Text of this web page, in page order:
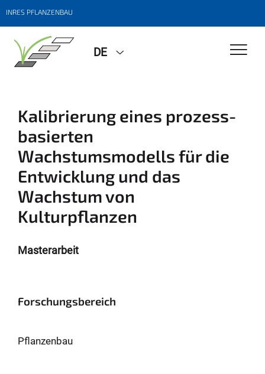
INRES PFLANZENBAU
DE
Kalibrierung eines prozess-
basierten
Wachstumsmodells für die
Entwicklung und das
Wachstum von
Kulturpflanzen
Masterarbeit
Forschungsbereich
Pflanzenbau